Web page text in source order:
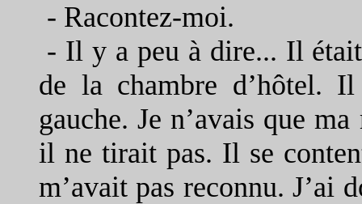
- Racontez-moi.
- Il y a peu à dire... Il
de la chambre d’hôtel.
gauche. Je n’avais que
il ne tirait pas. Il se
m’avait pas reconnu. J’ai